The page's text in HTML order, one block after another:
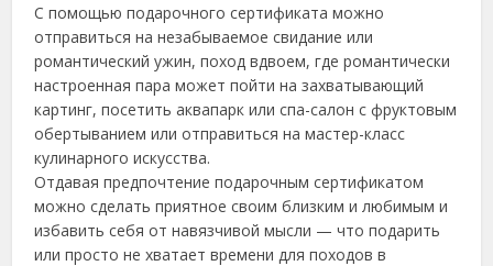
С помощью подарочного сертификата можно
отправиться на незабываемое свидание или
романтический ужин, поход вдвоем, где романтически
настроенная пара может пойти на захватывающий
картинг, посетить аквапарк или спа-салон с фруктовым
обертыванием или отправиться на мастер-класс
кулинарного искусства.
Отдавая предпочтение подарочным сертификатом
можно сделать приятное своим близким и любимым и
избавить себя от навязчивой мысли — что подарить
или просто не хватает времени для походов в